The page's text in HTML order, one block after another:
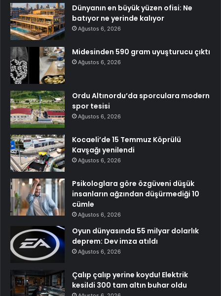
Dünyanın en büyük yüzen ofisi: Ne
batıyor ne yerinde kalıyor
Ağustos 6, 2026
Midesinden 590 gram uyuşturucu çıktı
Ağustos 6, 2026
Ordu Altınordu’da sporculara modern
spor tesisi
Ağustos 6, 2026
Kocaeli’de 15 Temmuz Köprülü
Kavşağı yenilendi
Ağustos 6, 2026
Psikologlara göre özgüveni düşük
insanların ağzından düşürmediği 10
cümle
Ağustos 6, 2026
Oyun dünyasında 55 milyar dolarlık
deprem: Dev imza atıldı
Ağustos 6, 2026
Çalıp çalıp yerine koydu! Elektrik
kesildi 300 tam altın buhar oldu